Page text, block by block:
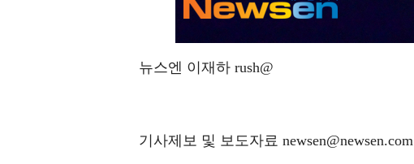
뉴스엔 이재하 rush@
기사제보 및 보도자료 newsen@newsen.com